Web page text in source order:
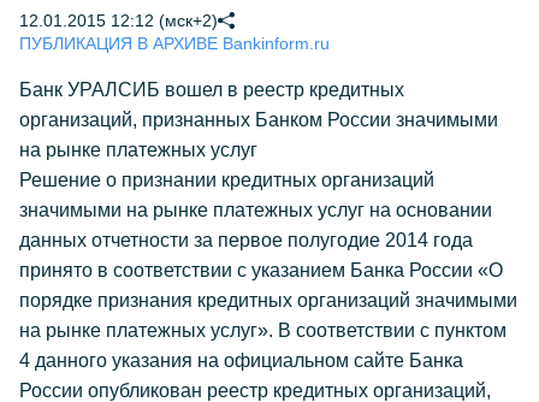
12.01.2015 12:12 (мск+2)
ПУБЛИКАЦИЯ В АРХИВЕ Bankinform.ru
Банк УРАЛСИБ вошел в реестр кредитных
организаций, признанных Банком России значимыми
на рынке платежных услуг
Решение о признании кредитных организаций
значимыми на рынке платежных услуг на основании
данных отчетности за первое полугодие 2014 года
принято в соответствии с указанием Банка России «О
порядке признания кредитных организаций значимыми
на рынке платежных услуг». В соответствии с пунктом
4 данного указания на официальном сайте Банка
России опубликован реестр кредитных организаций,